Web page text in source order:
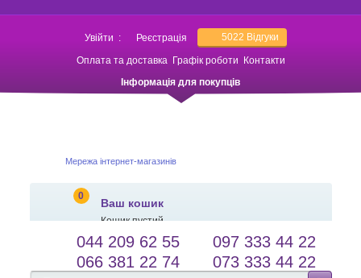
Увійти : Реєстрація 5022 Відгуки
Оплата та доставка Графік роботи
Контакти
Інформація для покупців
Мережа інтернет-магазинів
0
Ваш кошик
Кошик пустий
salessameto@gmail.com
Зворотній зв'язок
Мова сайту
044 209 62 55
097 333 44 22
066 381 22 74
073 333 44 22